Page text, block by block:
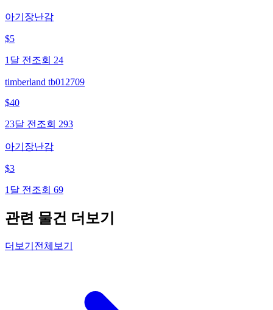
아기장난감
$5
1달 전 조회 24
timberland tb012709
$40
23달 전 조회 293
아기장난감
$3
1달 전 조회 69
관련 물건 더보기
더보기 전체보기